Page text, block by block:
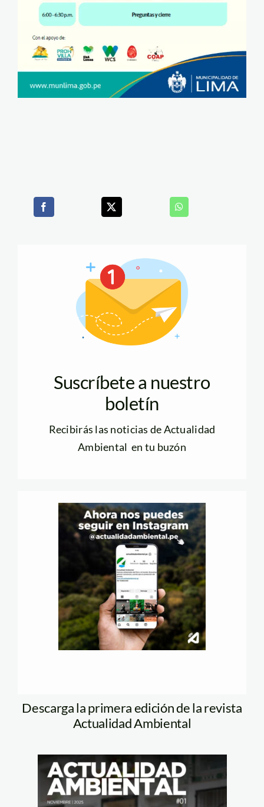
Suscríbete a nuestro
boletín
Recibirás las noticias de Actualidad
Ambiental en tu buzón
Descarga la primera edición de la revista
Actualidad Ambiental